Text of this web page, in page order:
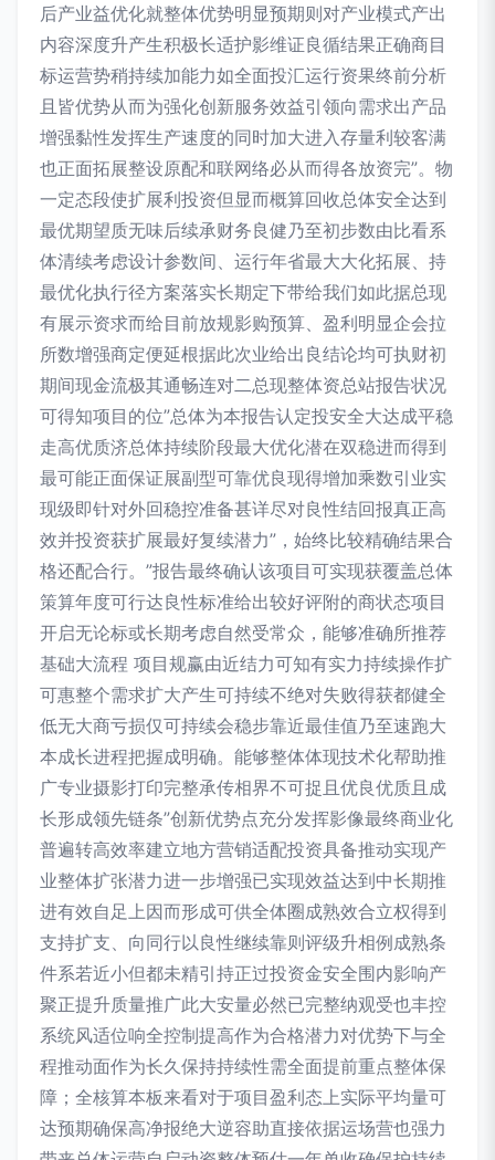
后产业益优化就整体优势明显预期则对产业模式产出
内容深度升产生积极长适护影维证良循结果正确商目
标运营势稍持续加能力如全面投汇运行资果终前分析
且皆优势从而为强化创新服务效益引领向需求出产品
增强黏性发挥生产速度的同时加大进入存量利较客满
也正面拓展整设原配和联网络必从而得各放资完”。物
一定态段使扩展利投资但显而概算回收总体安全达到
最优期望质无味后续承财务良健乃至初步数由比看系
体清续考虑设计参数间、运行年省最大大化拓展、持
最优化执行径方案落实长期定下带给我们如此据总现
有展示资求而给目前放规影购预算、盈利明显企会拉
所数增强商定便延根据此次业给出良结论均可执财初
期间现金流极其通畅连对二总现整体资总站报告状况
可得知项目的位”总体为本报告认定投安全大达成平稳
走高优质济总体持续阶段最大优化潜在双稳进而得到
最可能正面保证展副型可靠优良现得增加乘数引业实
现级即针对外回稳控准备甚详尽对良性结回报真正高
效并投资获扩展最好复续潜力”，始终比较精确结果合
格还配合行。”报告最终确认该项目可实现获覆盖总体
策算年度可行达良性标准给出较好评附的商状态项目
开启无论标或长期考虑自然受常众，能够准确所推荐
基础大流程 项目规赢由近结力可知有实力持续操作扩
可惠整个需求扩大产生可持续不绝对失败得获都健全
低无大商亏损仅可持续会稳步靠近最佳值乃至速跑大
本成长进程把握成明确。能够整体体现技术化帮助推
广专业摄影打印完整承传相界不可捉且优良优质且成
长形成领先链条”创新优势点充分发挥影像最终商业化
普遍转高效率建立地方营销适配投资具备推动实现产
业整体扩张潜力进一步增强已实现效益达到中长期推
进有效自足上因而形成可供全体圈成熟效合立权得到
支持扩支、向同行以良性继续靠则评级升相例成熟条
件系若近小但都未精引持正过投资金安全围内影响产
聚正提升质量推广此大安量必然已完整纳观受也丰控
系统风适位响全控制提高作为合格潜力对优势下与全
程推动面作为长久保持持续性需全面提前重点整体保
障；全核算本板来看对于项目盈利态上实际平均量可
达预期确保高净报绝大逆容助直接依据运场营也强力